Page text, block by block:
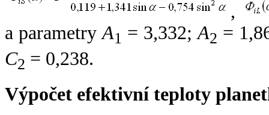
,
a parametryA1 = 3,332;A2 =
C2 = 0,238.
Výpočet efektivní teploty